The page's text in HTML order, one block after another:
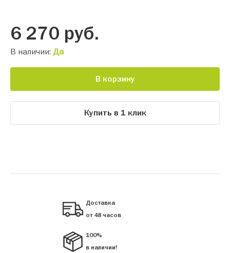
6 270 руб.
В наличии: Да
В корзину
Купить в 1 клик
Доставка
от 48 часов
100%
в наличии!